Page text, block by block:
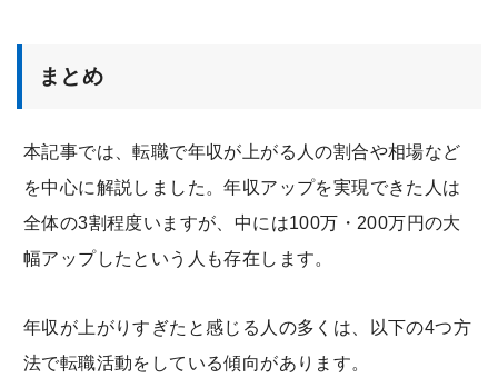
まとめ
本記事では、転職で年収が上がる人の割合や相場など
を中心に解説しました。年収アップを実現できた人は
全体の3割程度いますが、中には100万・200万円の大
幅アップしたという人も存在します。
年収が上がりすぎたと感じる人の多くは、以下の4つ方
法で転職活動をしている傾向があります。